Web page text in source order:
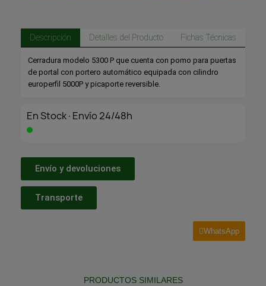
Descripción Detalles del Producto Fichas Técnicas
Cerradura modelo 5300 P que cuenta con pomo para puertas
de portal con portero automático equipada con cilindro
europerfil 5000P y picaporte reversible.
En Stock·Envío 24/48h
Envío y devoluciones
Transporte
WhatsApp
PRODUCTOS SIMILARES